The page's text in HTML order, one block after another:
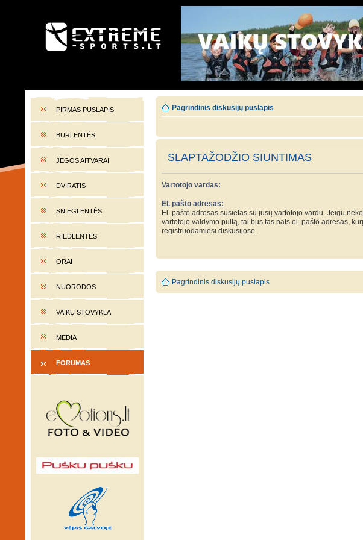
EXTREME-SPORTS.LT
PIRMAS PUSLAPIS
BURLENTĖS
JĖGOS AITVARAI
DVIRATIS
SNIEGLENTĖS
RIEDLENTĖS
ORAI
NUORODOS
VAIKŲ STOVYKLA
MEDIA
FORUMAS
Pagrindinis diskusijų puslapis
SLAPTAŽODŽIO SIUNTIMAS
Vartotojo vardas:
El. pašto adresas:
El. pašto adresas susietas su jūsų vartotojo vardu. Jeigu
vartotojo valdymo pultą, tai bus tas pats el. pašto adresas,
registruodamiesi diskusijose.
Pagrindinis diskusijų puslapis